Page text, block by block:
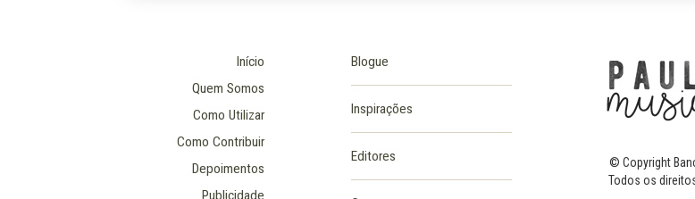
Início
Quem Somos
Como Utilizar
Como Contribuir
Depoimentos
Publicidade
Blogue
Inspirações
Editores
© Copyright
Todos os